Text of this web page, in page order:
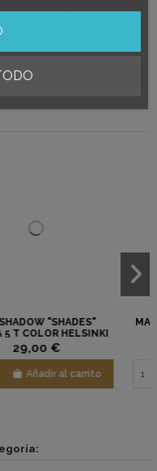
suave e intensa
MASCARA DRAMATIC
NEGRA KRYOLAN
Añadir al carrito